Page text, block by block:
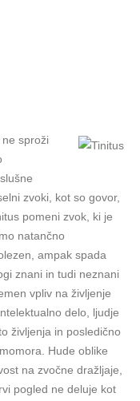
sproži
zvoki, kot so govor,
pomeni zvok, ki je
natančno
ampak spada
znani in tudi neznani
vpliv na življenje
delo, ljudje
življenja in posledično
Hude oblike
na zvočne dražljaje,
pogled ne deluje kot